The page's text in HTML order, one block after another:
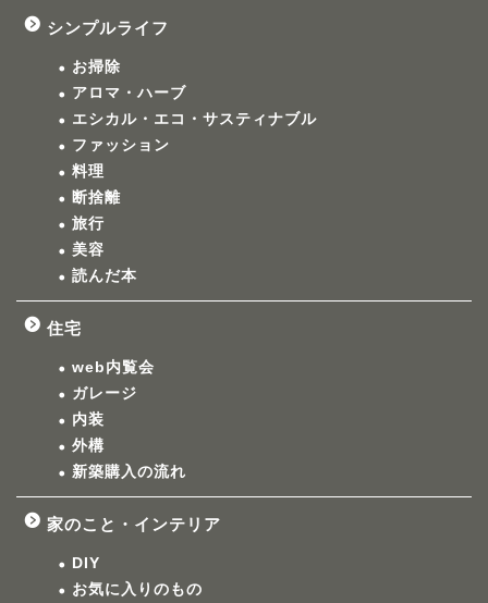
シンプルライフ
お掃除
アロマ・ハーブ
エシカル・エコ・サスティナブル
ファッション
料理
断捨離
旅行
美容
読んだ本
住宅
web内覧会
ガレージ
内装
外構
新築購入の流れ
家のこと・インテリア
DIY
お気に入りのもの